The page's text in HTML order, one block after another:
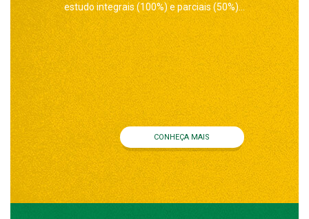
estudo integrais (100%) e parciais (50%)...
CONHEÇA MAIS